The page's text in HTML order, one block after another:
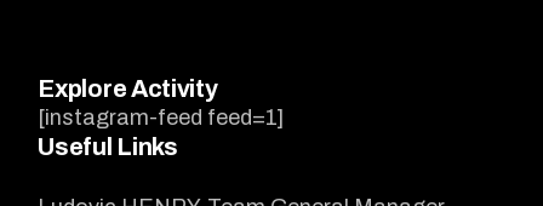
Explore Activity
[instagram-feed feed=1]
Useful Links